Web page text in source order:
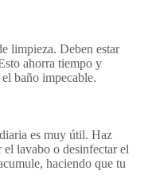
limpieza. Deben estar
ahorra tiempo y
baño impecable.
diaria es muy útil. Haz
el lavabo o desinfectar el
haciendo que tu